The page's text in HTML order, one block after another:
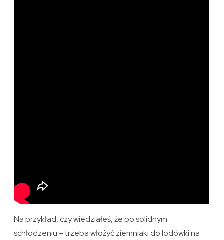
Na przykład, czy wiedziałeś, że po solidnym
schłodzeniu – trzeba włożyć ziemniaki do lodówki na